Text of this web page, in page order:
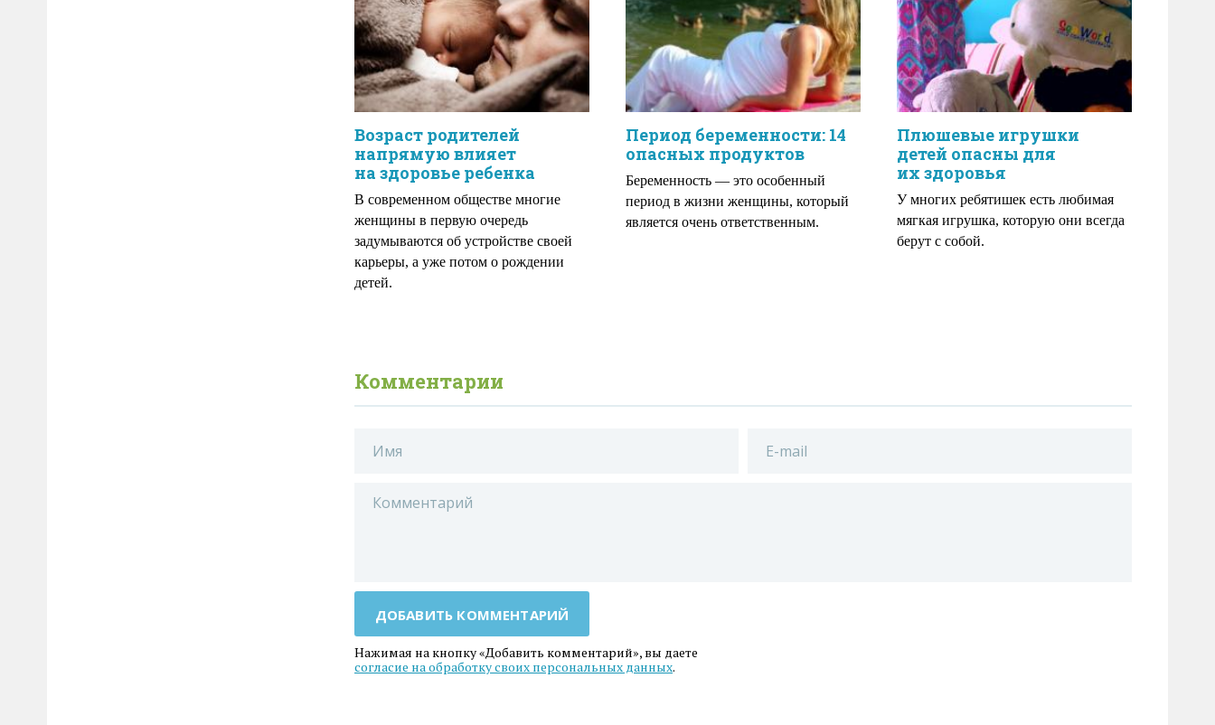
Возраст родителей
напрямую влияет
на здоровье ребенка
В современном обществе многие
женщины в первую очередь
задумываются об устройстве своей
карьеры, а уже потом о рождении
детей.
Период беременности: 14
опасных продуктов
Беременность — это особенный
период в жизни женщины, который
является очень ответственным.
Плюшевые игрушки
детей опасны для
их здоровья
У многих ребятишек есть любимая
мягкая игрушка, которую они всегда
берут с собой.
Комментарии
ДОБАВИТЬ КОММЕНТАРИЙ
Нажимая на кнопку «Добавить комментарий», вы даете
согласие на обработку своих персональных данных.